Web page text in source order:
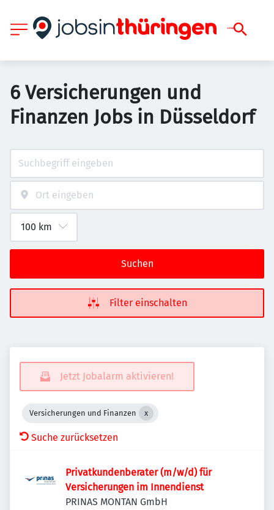
6 Versicherungen und
Finanzen Jobs in Düsseldorf
Suchen
Filter einschalten
Jetzt Jobalarm aktivieren!
Versicherungen und Finanzen
Suche zurücksetzen
Privatkundenberater (m/w/d) für
Versicherungen im Innendienst
PRINAS MONTAN GmbH